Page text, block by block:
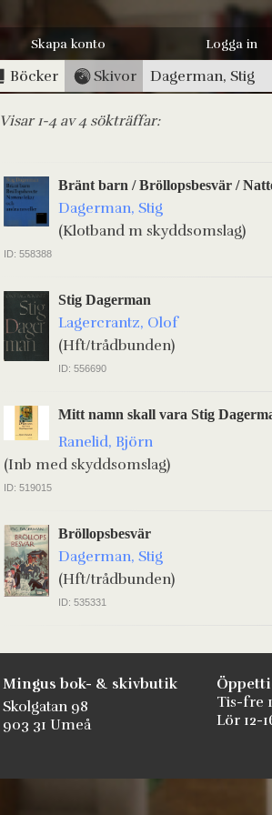
Skapa konto Logga in
Böcker Skivor
Visar 1-4 av 4 sökträffar:
Bränt barn / Bröllopsbesvär /
Dagerman, Stig
(Klotband m skyddsomslag)
ID: 558388
Stig Dagerman
Lagercrantz, Olof
(Hft/trådbunden)
ID: 556690
Mitt namn skall vara Stig
Ranelid, Björn
(Inb med skyddsomslag)
ID: 519015
Bröllopsbesvär
Dagerman, Stig
(Hft/trådbunden)
ID: 535331
Mingus bok- & skivbutik
Skolgatan 98
903 31 Umeå
Tis-fre
Lör 12-